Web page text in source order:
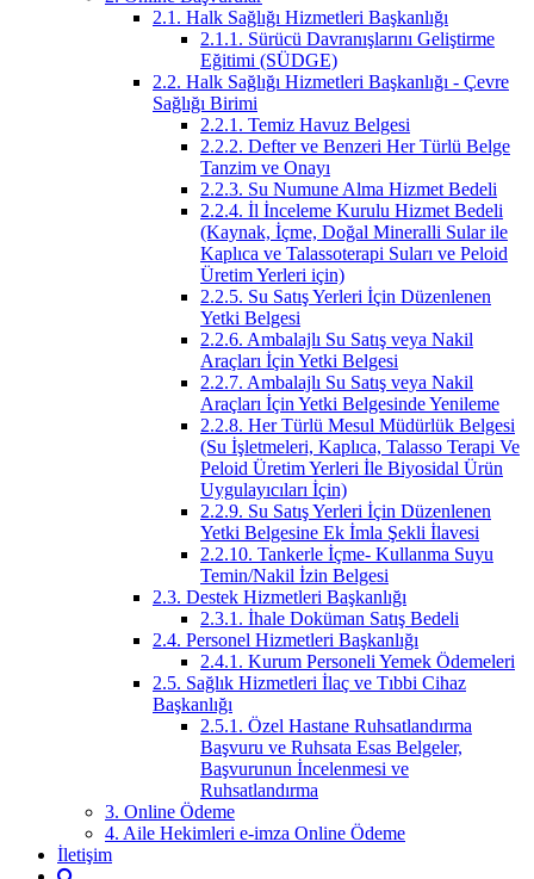
2.1. Halk Sağlığı Hizmetleri Başkanlığı
2.1.1. Sürücü Davranışlarını Geliştirme
Eğitimi (SÜDGE)
2.2. Halk Sağlığı Hizmetleri Başkanlığı - Çevre
Sağlığı Birimi
2.2.1. Temiz Havuz Belgesi
2.2.2. Defter ve Benzeri Her Türlü Belge
Tanzim ve Onayı
2.2.3. Su Numune Alma Hizmet Bedeli
2.2.4. İl İnceleme Kurulu Hizmet Bedeli
(Kaynak, İçme, Doğal Mineralli Sular ile
Kaplıca ve Talassoterapi Suları ve Peloid
Üretim Yerleri için)
2.2.5. Su Satış Yerleri İçin Düzenlenen
Yetki Belgesi
2.2.6. Ambalajlı Su Satış veya Nakil
Araçları İçin Yetki Belgesi
2.2.7. Ambalajlı Su Satış veya Nakil
Araçları İçin Yetki Belgesinde Yenileme
2.2.8. Her Türlü Mesul Müdürlük Belgesi
(Su İşletmeleri, Kaplıca, Talasso Terapi Ve
Peloid Üretim Yerleri İle Biyosidal Ürün
Uygulayıcıları İçin)
2.2.9. Su Satış Yerleri İçin Düzenlenen
Yetki Belgesine Ek İmla Şekli İlavesi
2.2.10. Tankerle İçme- Kullanma Suyu
Temin/Nakil İzin Belgesi
2.3. Destek Hizmetleri Başkanlığı
2.3.1. İhale Doküman Satış Bedeli
2.4. Personel Hizmetleri Başkanlığı
2.4.1. Kurum Personeli Yemek Ödemeleri
2.5. Sağlık Hizmetleri İlaç ve Tıbbi Cihaz
Başkanlığı
2.5.1. Özel Hastane Ruhsatlandırma
Başvuru ve Ruhsata Esas Belgeler,
Başvurunun İncelenmesi ve
Ruhsatlandırma
3. Online Ödeme
4. Aile Hekimleri e-imza Online Ödeme
İletişim